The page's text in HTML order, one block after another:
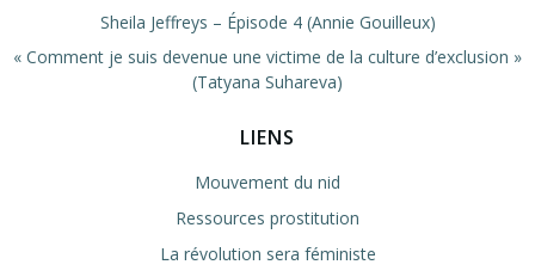
Sheila Jeffreys – Épisode 4 (Annie Gouilleux)
« Comment je suis devenue une victime de la culture d’exclusion »
(Tatyana Suhareva)
LIENS
Mouvement du nid
Ressources prostitution
La révolution sera féministe